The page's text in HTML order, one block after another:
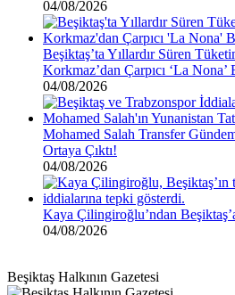
04/08/2026
Beşiktaş’ta Yıllardır Süren
Korkmaz’dan Çarpıcı ‘La Nona’
04/08/2026
Mohamed Salah Transfer
Ortaya Çıktı!
04/08/2026
Kaya Çilingiroğlu’ndan
04/08/2026
Beşiktaş Halkının Gazetesi